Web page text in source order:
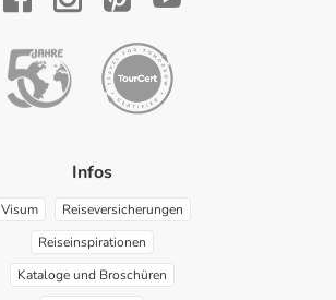
Infos
Visum
Reiseversicherungen
Reiseinspirationen
Kataloge und Broschüren